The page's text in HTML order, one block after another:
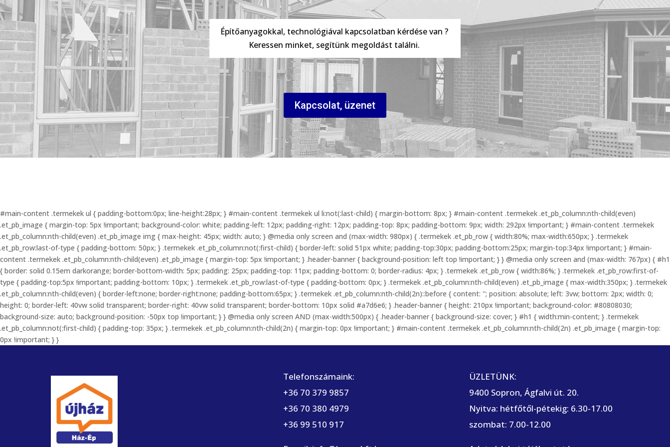
Építőanyagokkal, technológiával kapcsolatban kérdése van ?
Keressen minket, segítünk megoldást találni.
Kapcsolat, üzenet
#main-content .termekek ul { padding-bottom:0px; line-height:28px; } #main-content .termekek ul li:not(:last-child) { margin-bottom: 8px; } #main-content .termekek .et_pb_column:nth-child(even)
.et_pb_image { margin-top: 5px !important; background-color: white; padding-left: 12px; padding-right: 12px; padding-top: 8px; padding-bottom: 9px; width: 292px !important; } #main-content .termekek
.et_pb_column:nth-child(even) .et_pb_image img { max-height: 45px; width: auto; } @media only screen and (max-width: 980px) { .termekek .et_pb_row { width:80%; max-width:650px; } .termekek
.et_pb_row:last-of-type { padding-bottom: 50px; } .termekek .et_pb_column:not(:first-child) { border-left: solid 51px white; padding-top:30px; padding-bottom:25px; margin-top:34px !important; } #main-
content .termekek .et_pb_column:nth-child(even) .et_pb_image { margin-top: 5px !important; } .header-banner { background-position: left top !important; } } @media only screen and (max-width: 767px) { #h1
{ border: solid 0.15em darkorange; border-bottom-width: 5px; padding: 25px; padding-top: 11px; padding-bottom: 0; border-radius: 4px; } .termekek .et_pb_row { width:86%; } .termekek .et_pb_row:first-of-
type { padding-top:5px !important; padding-bottom: 10px; } .termekek .et_pb_row:last-of-type { padding-bottom: 0px; } .termekek .et_pb_column:nth-child(even) .et_pb_image { max-width:350px; } .termekek
.et_pb_column:nth-child(even) { border-left:none; border-right:none; padding-bottom:65px; } .termekek .et_pb_column:nth-child(2n)::before { content: ''; position: absolute; left: 3vw; bottom: 2px; width: 0;
height: 0; border-left: 40vw solid transparent; border-right: 40vw solid transparent; border-bottom: 10px solid #a7d6e6; } .header-banner { height: 210px !important; background-color: #80808030;
background-size: auto; background-position: -50px top !important; } } @media only screen AND (max-width:500px) { .header-banner { background-size: cover; } #h1 { width:min-content; } .termekek
.et_pb_column:not(:first-child) { padding-top: 35px; } .termekek .et_pb_column:nth-child(2n) { margin-top: 0px !important; } #main-content .termekek .et_pb_column:nth-child(2n) .et_pb_image { margin-top:
0px !important; } }
Telefonszámaink:
+36 70 379 9857
+36 70 380 4979
+36 99 510 917
ÜZLETÜNK:
9400 Sopron, Ágfalvi út. 20.
Nyitva: hétfőtől-pétekig: 6.30-17.00
szombat: 7.00-12.00